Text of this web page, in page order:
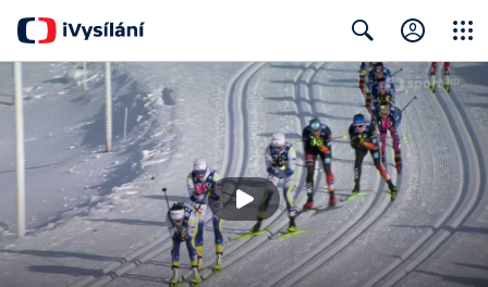
Search Close